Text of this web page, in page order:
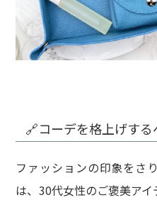
🔗コーデを格上げする
ファッションの印象をさ
は、30代女性のご褒美ア